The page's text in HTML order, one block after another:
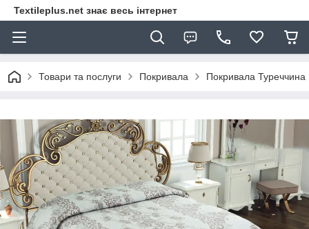
Textileplus.net знає весь інтернет
Товари та послуги Покривала Покривала Туреччина